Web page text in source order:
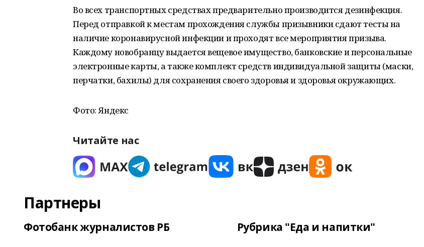
Во всех транспортных средствах предварительно производится дезинфекция.
Перед отправкой к местам прохождения службы призывники сдают тесты на
наличие коронавирусной инфекции и проходят все мероприятия призыва.
Каждому новобранцу выдается вещевое имущество, банковские и персональные
электронные карты, а также комплект средств индивидуальной защиты (маски,
перчатки, бахилы) для сохранения своего здоровья и здоровья окружающих.
Фото: Яндекс
Читайте нас
Партнеры
Фотобанк журналистов РБ Рубрика "Еда и напитки"